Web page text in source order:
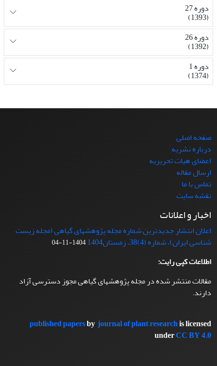
دوره 27
(1393)
دوره 26
(1392)
دوره 1
(1374)
صفحه اصلی
درباره نشریه
اعضای هیات تحریریه
ارسال مقاله
تماس با ما
نقشه سایت
اخبار و اعلانات
اعلان انتشار جدیدترین شماره مجله پژوهشهای گیاهی (مجله زیست
شناسی ایران)، شماره (4)38، زمستان1404
1404-11-04
اطلاعات کپی رایت:
مقالات منتشر شده در مجله پژوهشهای گیاهی مجوز دسترسی آزاد
دارند.
published papersbyjournal of plant researchis licensed
underCC BY 4.0